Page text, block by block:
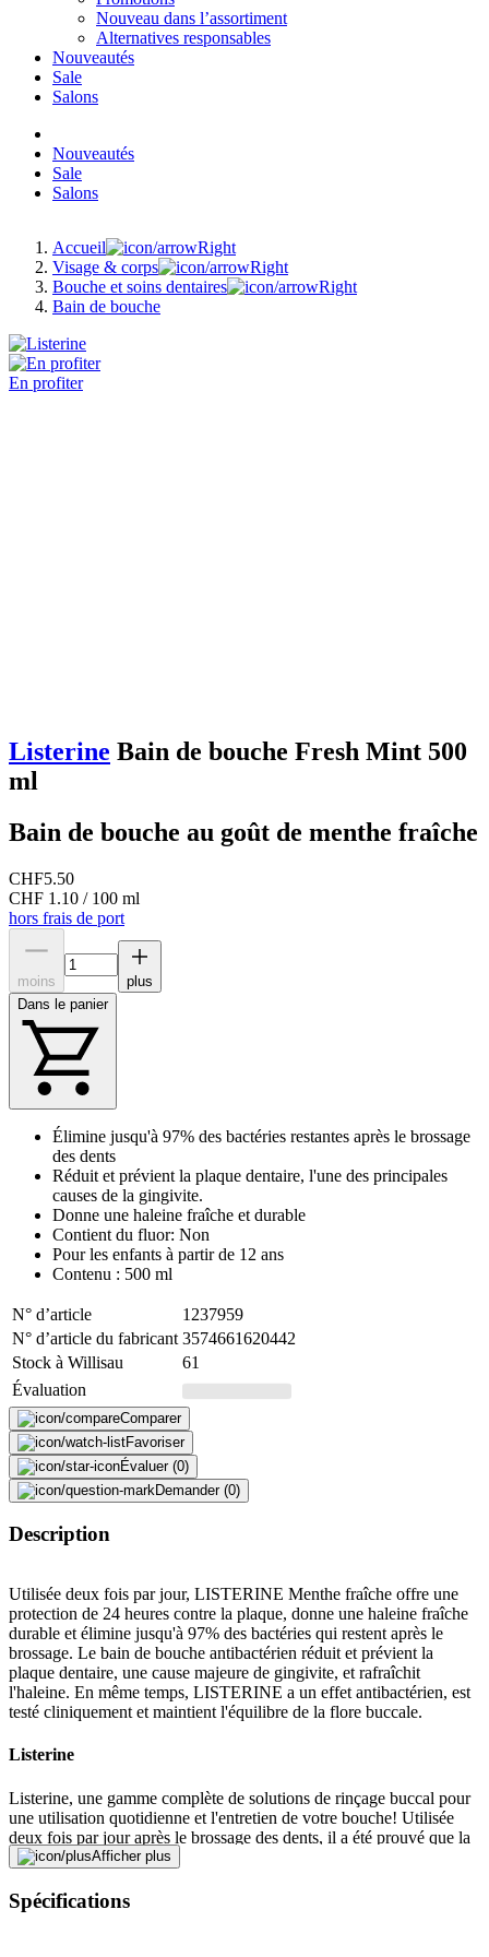
Nouveau dans l’assortiment
Alternatives responsables
Nouveautés
Sale
Salons
Nouveautés
Sale
Salons
Accueil
Visage & corps
Bouche et soins dentaires
Bain de bouche
En profiter
Listerine Bain de bouche Fresh Mint 500
ml
Bain de bouche au goût de menthe fraîche
CHF5.50
CHF 1.10 / 100 ml
hors frais de port
moins
plus
Dans le panier
Élimine jusqu'à 97% des bactéries restantes après le brossage
des dents
Réduit et prévient la plaque dentaire, l'une des principales
causes de la gingivite.
Donne une haleine fraîche et durable
Contient du fluor: Non
Pour les enfants à partir de 12 ans
Contenu : 500 ml
N° d’article
1237959
N° d’article du fabricant 3574661620442
Stock à Willisau
61
Évaluation
Comparer
Favoriser
Évaluer (0)
Demander (0)
Description
Utilisée deux fois par jour, LISTERINE Menthe fraîche offre une
protection de 24 heures contre la plaque, donne une haleine fraîche
durable et élimine jusqu'à 97% des bactéries qui restent après le
brossage. Le bain de bouche antibactérien réduit et prévient la
plaque dentaire, une cause majeure de gingivite, et rafraîchit
l'haleine. En même temps, LISTERINE a un effet antibactérien, est
testé cliniquement et maintient l'équilibre de la flore buccale.
Listerine
Listerine, une gamme complète de solutions de rinçage buccal pour
une utilisation quotidienne et l'entretien de votre bouche! Utilisée
deux fois par jour après le brossage des dents, il a été prouvé que la
Listerine améliore votre hygiène bucco-dentaire en agissant sur les
scientifiques – le Dr Joseph Lawrence et le pharmacien Jordan
Lambert – ont uni leurs forces pour mettre au point la Listerine, une
Afficher plus
Spécifications